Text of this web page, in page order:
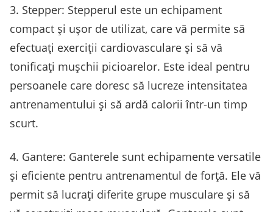
3. Stepper: Stepperul este un echipament
compact și ușor de utilizat, care vă permite să
efectuați exerciții cardiovasculare și să vă
tonificați mușchii picioarelor. Este ideal pentru
persoanele care doresc să lucreze intensitatea
antrenamentului și să ardă calorii într-un timp
scurt.
4. Gantere: Ganterele sunt echipamente versatile
și eficiente pentru antrenamentul de forță. Ele vă
permit să lucrați diferite grupe musculare și să